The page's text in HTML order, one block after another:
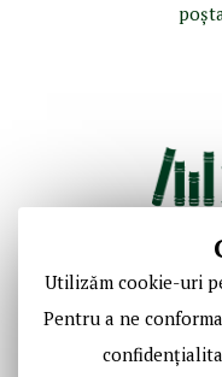
Utilizăm cookie-uri
Pentru a neCopyright ©